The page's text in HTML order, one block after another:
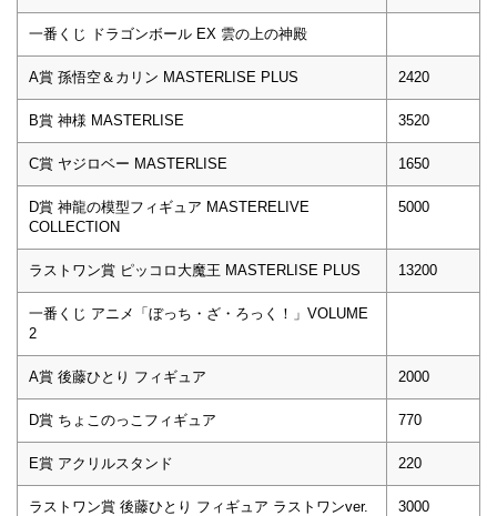
一番くじ ドラゴンボール EX 雲の上の神殿
A賞 孫悟空＆カリン MASTERLISE PLUS 2420
B賞 神様 MASTERLISE 3520
C賞 ヤジロベー MASTERLISE 1650
D賞 神龍の模型フィギュア MASTERELIVE
COLLECTION
5000
ラストワン賞 ピッコロ大魔王 MASTERLISE PLUS 13200
一番くじ アニメ「ぼっち・ざ・ろっく！」VOLUME
2
A賞 後藤ひとり フィギュア 2000
D賞 ちょこのっこフィギュア 770
E賞 アクリルスタンド 220
ラストワン賞 後藤ひとり フィギュア ラストワンver. 3000